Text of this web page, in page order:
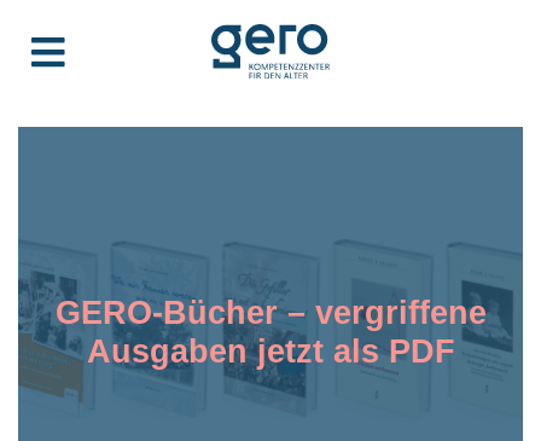
GERO-Bücher – vergriffene
Ausgaben jetzt als PDF